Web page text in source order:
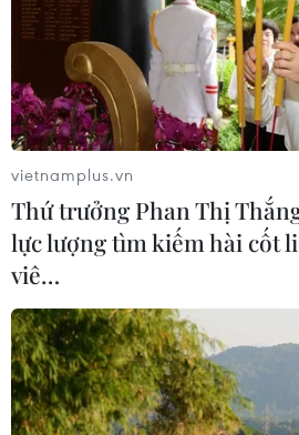
Thành phố Hồ Chí Minh: 5
vong vì bệnh dại trong 6 tháng
năm
20/07/2026 05:41
Vụ ngạt khí tại trang
ở Thanh Hóa: 5 người tử vong,
nạn nhân cấp cứu
20/07/2026 04:17
Israel mở rộng vai trò "bác sỹ
xung đột, hỗ trợ phục hồi tâm
vietnamplus.vn
Thứ trưởng Phan Thị
lực lượng tìm kiếm hài cốt
viê…